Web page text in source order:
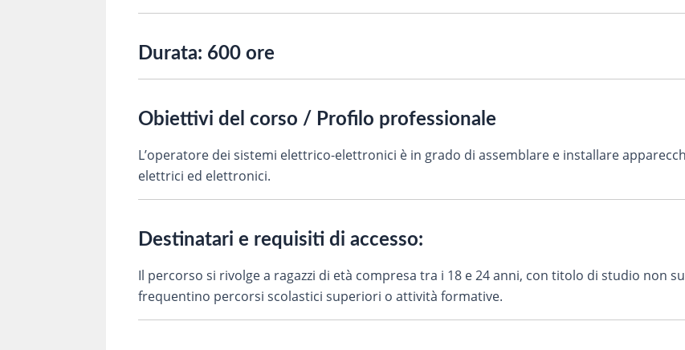
Durata: 600 ore
Obiettivi del corso / Profilo professionale
L’operatore dei sistemi elettrico-elettronici è in grado di assemblare e installare
elettrici ed elettronici.
Destinatari e requisiti di accesso:
Il percorso si rivolge a ragazzi di età compresa tra i 18 e 24 anni, con titolo di studio non
frequentino percorsi scolastici superiori o attività formative.